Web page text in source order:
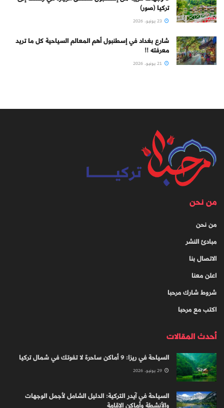
تركيا (صور)
شارع بغداد في إسطنبول أهم المعالم السياحية كل ما تريد
معرفته !!
من نحن
من نحن
مبادئ النشر
الاتصال بنا
اعلن معنا
شروط شارك مرحبا
اكتب مع مرحبا
أحدث المقالات
السياحة في ريزا: 9 أماكن ساحرة لا تفوتك في شمال تركيا
السياحة في آيدر التركية: الدليل الشامل لأجمل الوجهات
والأنشطة وأماكن الإقامة